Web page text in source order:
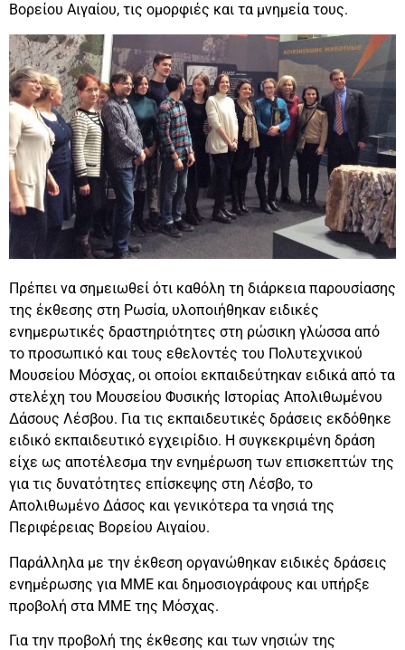
Βορείου Αιγαίου, τις ομορφιές και τα μνημεία τους.
Πρέπει να σημειωθεί ότι καθόλη τη διάρκεια παρουσίασης
της έκθεσης στη Ρωσία, υλοποιήθηκαν ειδικές
ενημερωτικές δραστηριότητες στη ρώσικη γλώσσα από
το προσωπικό και τους εθελοντές του Πολυτεχνικού
Μουσείου Μόσχας, οι οποίοι εκπαιδεύτηκαν ειδικά από τα
στελέχη του Μουσείου Φυσικής Ιστορίας Απολιθωμένου
Δάσους Λέσβου. Για τις εκπαιδευτικές δράσεις εκδόθηκε
ειδικό εκπαιδευτικό εγχειρίδιο. Η συγκεκριμένη δράση
είχε ως αποτέλεσμα την ενημέρωση των επισκεπτών της
για τις δυνατότητες επίσκεψης στη Λέσβο, το
Απολιθωμένο Δάσος και γενικότερα τα νησιά της
Περιφέρειας Βορείου Αιγαίου.
Παράλληλα με την έκθεση οργανώθηκαν ειδικές δράσεις
ενημέρωσης για ΜΜΕ και δημοσιογράφους και υπήρξε
προβολή στα ΜΜΕ της Μόσχας.
Για την προβολή της έκθεσης και των νησιών της